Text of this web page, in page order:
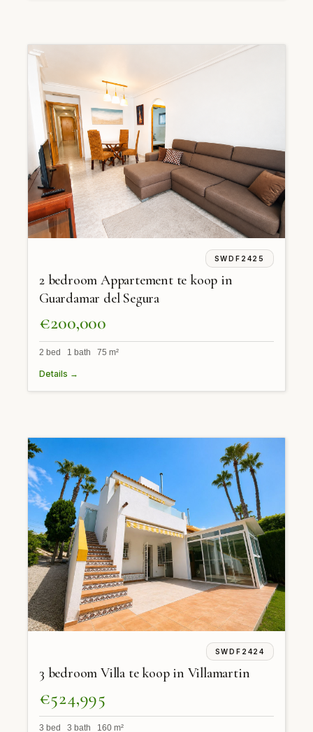
SWDF2425
2 bedroom Appartement te koop in
Guardamar del Segura
€200,000
2 bed 1 bath 75 m²
Details →
SWDF2424
3 bedroom Villa te koop in Villamartin
€524,995
3 bed 3 bath 160 m²